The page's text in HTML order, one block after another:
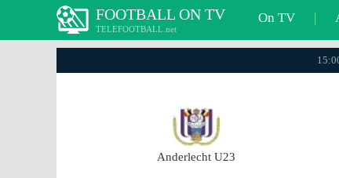
FOOTBALL ON TV
TELEFOOTBALL.net
On TV |
Anderlecht U23